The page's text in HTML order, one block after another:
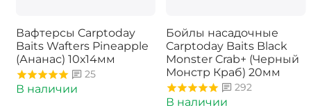
Вафтерсы Carptoday
Baits Wafters Pineapple
(Ананас) 10х14мм
25
В наличии
Бойлы насадочные
Carptoday Baits Black
Monster Crab+ (Черный
Монстр Краб) 20мм
292
В наличии